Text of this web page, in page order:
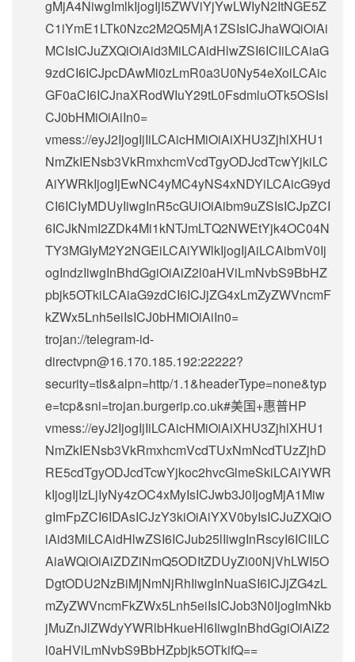
gMjA4NiwgImlkIjogIjI5ZWViYjYwLWIyN2ItNGE5Z
C1iYmE1LTk0Nzc2M2Q5MjA1ZSIsICJhaWQiOiAi
MCIsICJuZXQiOiAid3MiLCAidHlwZSI6ICIiLCAiaG
9zdCI6ICJpcDAwMi0zLmR0a3U0Ny54eXoiLCAic
GF0aCI6ICJnaXRodWIuY29tL0FsdmluOTk5OSIsI
CJ0bHMiOiAiIn0=
vmess://eyJ2IjogIjIiLCAicHMiOiAiXHU3ZjhlXHU1
NmZkIENsb3VkRmxhcmVcdTgyODJcdTcwYjkiLC
AiYWRkIjogIjEwNC4yMC4yNS4xNDYiLCAicG9yd
CI6ICIyMDUyIiwgInR5cGUiOiAibm9uZSIsICJpZCI
6ICJkNmI2ZDk4Mi1kNTJmLTQ2NWEtYjk4OC04N
TY3MGIyM2Y2NGEiLCAiYWlkIjogIjAiLCAibmV0Ij
ogIndzIiwgInBhdGgiOiAiZ2l0aHViLmNvbS9BbHZ
pbjk5OTkiLCAiaG9zdCI6ICJjZG4xLmZyZWVncmF
kZWx5Lnh5eiIsICJ0bHMiOiAiIn0=
trojan://telegram-id-
directvpn@16.170.185.192:22222?
security=tls&alpn=http/1.1&headerType=none&typ
e=tcp&sni=trojan.burgerip.co.uk#美国+惠普HP
vmess://eyJ2IjogIjIiLCAicHMiOiAiXHU3ZjhlXHU1
NmZkIENsb3VkRmxhcmVcdTUxNmNcdTUzZjhD
RE5cdTgyODJcdTcwYjkoc2hvcGlmeSkiLCAiYWR
kIjogIjIzLjIyNy4zOC4xMyIsICJwb3J0IjogMjA1Miw
gImFpZCI6IDAsICJzY3kiOiAiYXV0byIsICJuZXQiO
iAid3MiLCAidHlwZSI6ICJub25lIiwgInRscyI6ICIiLC
AiaWQiOiAiZDZiNmQ5ODItZDUyZi00NjVhLWI5O
DgtODU2NzBiMjNmNjRhIiwgInNuaSI6ICJjZG4zL
mZyZWVncmFkZWx5Lnh5eiIsICJob3N0IjogImNkb
jMuZnJlZWdyYWRlbHkueHl6IiwgInBhdGgiOiAiZ2
l0aHViLmNvbS9BbHZpbjk5OTkifQ==